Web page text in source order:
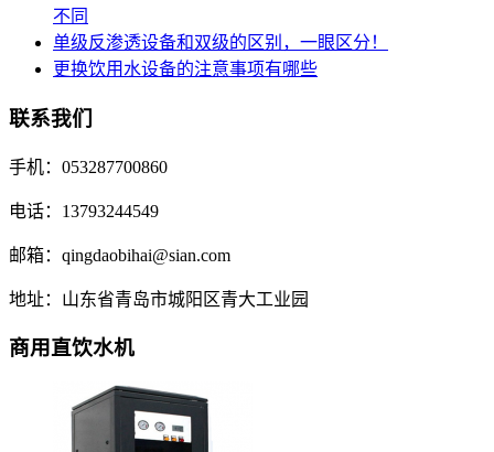
不同
单级反渗透设备和双级的区别，一眼区分！
更换饮用水设备的注意事项有哪些
联系我们
手机：053287700860
电话：13793244549
邮箱：qingdaobihai@sian.com
地址：山东省青岛市城阳区青大工业园
商用直饮水机